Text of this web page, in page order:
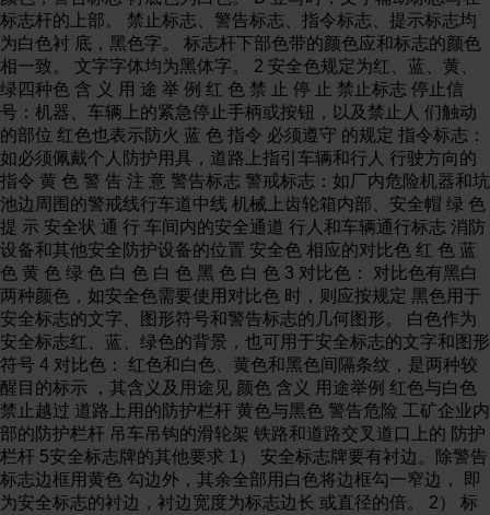
标志杆的上部。 禁止标志、警告标志、指令标志、提示标志均
为白色衬 底，黑色字。 标志杆下部色带的颜色应和标志的颜色
相一致。 文字字体均为黑体字。 2 安全色规定为红、蓝、黄、
绿四种色 含 义 用 途 举 例 红 色 禁 止 停 止 禁止标志 停止信
号：机器、车辆上的紧急停止手柄或按钮，以及禁止人 们触动
的部位 红色也表示防火 蓝 色 指令 必须遵守 的规定 指令标志：
如必须佩戴个人防护用具，道路上指引车辆和行人 行驶方向的
指令 黄 色 警 告 注 意 警告标志 警戒标志：如厂内危险机器和坑
池边周围的警戒线行车道中线 机械上齿轮箱内部、安全帽 绿 色
提 示 安全状 通 行 车间内的安全通道 行人和车辆通行标志 消防
设备和其他安全防护设备的位置 安全色 相应的对比色 红 色 蓝
色 黄 色 绿 色 白 色 白 色 黑 色 白 色 3 对比色： 对比色有黑白
两种颜色，如安全色需要使用对比色 时，则应按规定 黑色用于
安全标志的文字、图形符号和警告标志的几何图形。 白色作为
安全标志红、蓝、绿色的背景，也可用于安全标志的文字和图形
符号 4 对比色： 红色和白色、黄色和黑色间隔条纹，是两种较
醒目的标示 ，其含义及用途见 颜色 含义 用途举例 红色与白色
禁止越过 道路上用的防护栏杆 黄色与黑色 警告危险 工矿企业内
部的防护栏杆 吊车吊钩的滑轮架 铁路和道路交叉道口上的 防护
栏杆 5安全标志牌的其他要求 1） 安全标志牌要有衬边。除警告
标志边框用黄色 勾边外，其余全部用白色将边框勾一窄边， 即
为安全标志的衬边，衬边宽度为标志边长 或直径的倍。 2） 标